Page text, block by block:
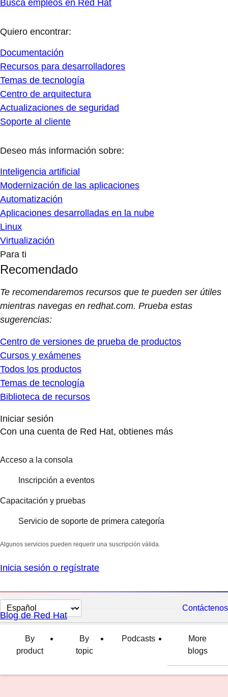
Busca empleos en Red Hat
Quiero encontrar:
Documentación
Recursos para desarrolladores
Temas de tecnología
Centro de arquitectura
Actualizaciones de seguridad
Soporte al cliente
Deseo más información sobre:
Inteligencia artificial
Modernización de las aplicaciones
Automatización
Aplicaciones desarrolladas en la nube
Linux
Virtualización
Para ti
Recomendado
Te recomendaremos recursos que te pueden ser útiles
mientras navegas en redhat.com. Prueba estas
sugerencias:
Centro de versiones de prueba de productos
Cursos y exámenes
Todos los productos
Temas de tecnología
Biblioteca de recursos
Iniciar sesión
Con una cuenta de Red Hat, obtienes más
Acceso a la consola
Inscripción a eventos
Capacitación y pruebas
Servicio de soporte de primera categoría
Algunos servicios pueden requerir una suscripción válida.
Inicia sesión o regístrate
Cambiar
el
idioma
Contáctenos
Blog de Red Hat
By
product
By
topic
Podcasts
More
blogs